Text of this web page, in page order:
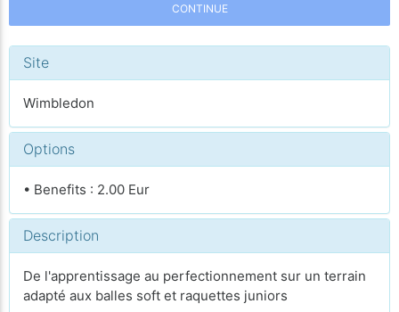
CONTINUE
Site
Wimbledon
Options
• Benefits : 2.00 Eur
Description
De l'apprentissage au perfectionnement sur un terrain
adapté aux balles soft et raquettes juniors